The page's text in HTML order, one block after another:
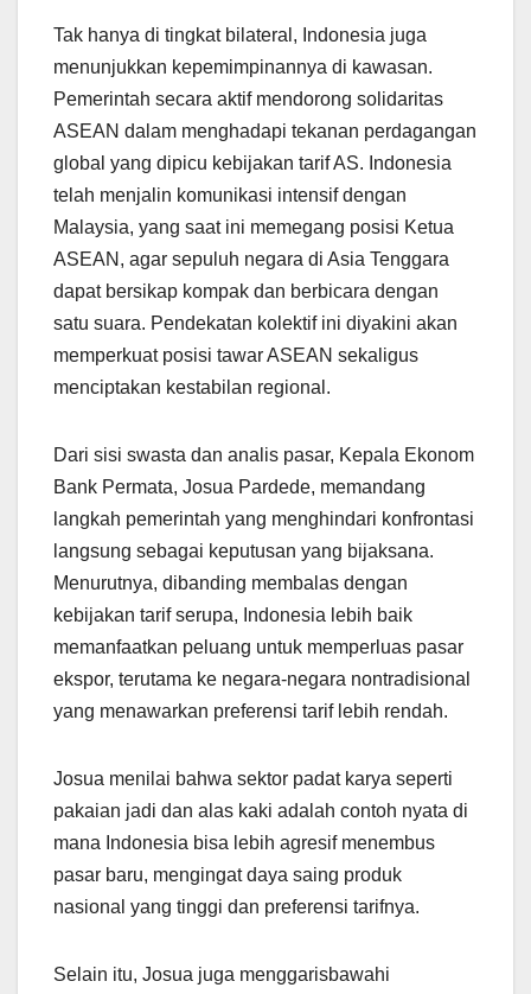
Tak hanya di tingkat bilateral, Indonesia juga
menunjukkan kepemimpinannya di kawasan.
Pemerintah secara aktif mendorong solidaritas
ASEAN dalam menghadapi tekanan perdagangan
global yang dipicu kebijakan tarif AS. Indonesia
telah menjalin komunikasi intensif dengan
Malaysia, yang saat ini memegang posisi Ketua
ASEAN, agar sepuluh negara di Asia Tenggara
dapat bersikap kompak dan berbicara dengan
satu suara. Pendekatan kolektif ini diyakini akan
memperkuat posisi tawar ASEAN sekaligus
menciptakan kestabilan regional.
Dari sisi swasta dan analis pasar, Kepala Ekonom
Bank Permata, Josua Pardede, memandang
langkah pemerintah yang menghindari konfrontasi
langsung sebagai keputusan yang bijaksana.
Menurutnya, dibanding membalas dengan
kebijakan tarif serupa, Indonesia lebih baik
memanfaatkan peluang untuk memperluas pasar
ekspor, terutama ke negara-negara nontradisional
yang menawarkan preferensi tarif lebih rendah.
Josua menilai bahwa sektor padat karya seperti
pakaian jadi dan alas kaki adalah contoh nyata di
mana Indonesia bisa lebih agresif menembus
pasar baru, mengingat daya saing produk
nasional yang tinggi dan preferensi tarifnya.
Selain itu, Josua juga menggarisbawahi